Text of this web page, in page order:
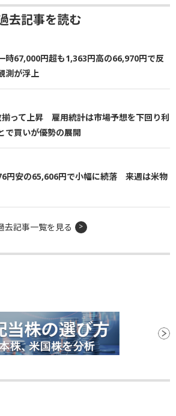
去記事を読む
時67,000円超も1,363円高の66,970円で反
測が浮上
揃って上昇 雇用統計は市場予想を下回り利
で買いが優勢の展開
円安の65,606円で小幅に続落 来週は米物
去記事一覧を見る